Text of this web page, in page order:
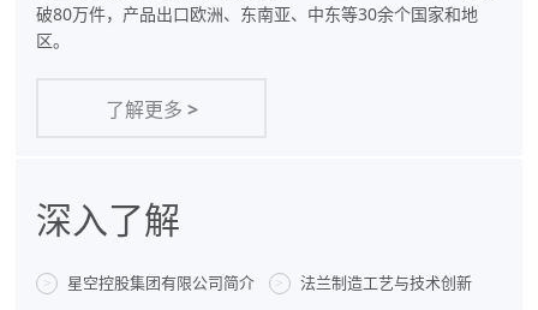
破80万件，产品出口欧洲、东南亚、中东等30余个国家和地
区。
了解更多 >
深入了解
> 星空控股集团有限公司简介 > 法兰制造工艺与技术创新